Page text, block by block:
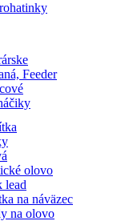
Feeder
olovo
lead
na náväzec
na olovo